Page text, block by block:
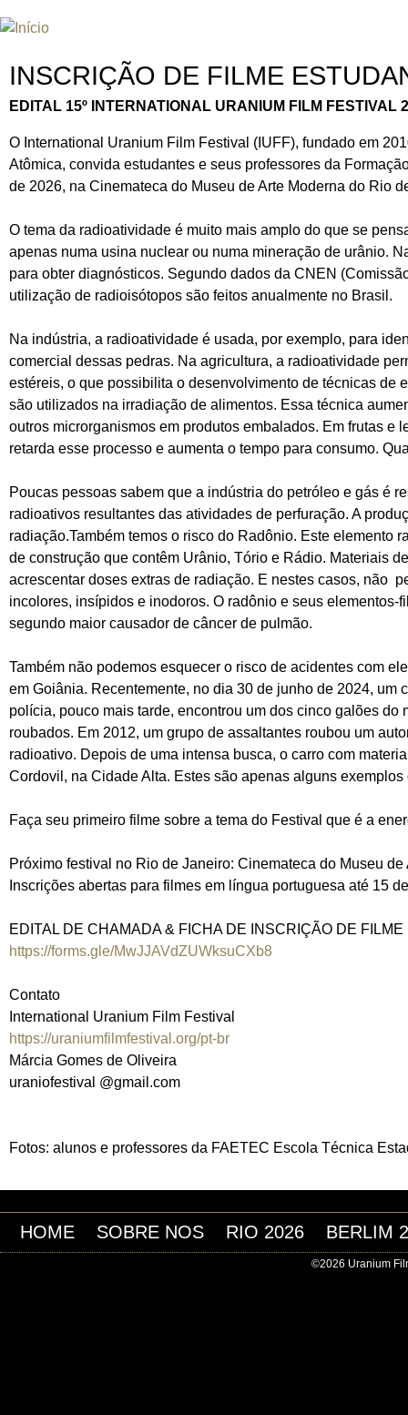
INSCRIÇÃO DE FILME
EDITAL 15º INTERNATIONAL URANIUM FILM FESTIVAL
O International Uranium Film Festival (IUFF), fundado em
Atômica, convida estudantes e seus professores da
de 2026, na Cinemateca do Museu de Arte Moderna do Rio
O tema da radioatividade é muito mais amplo do que se
apenas numa usina nuclear ou numa mineração de urânio.
para obter diagnósticos. Segundo dados da CNEN
utilização de radioisótopos são feitos anualmente no Brasil.
Na indústria, a radioatividade é usada, por exemplo, para
comercial dessas pedras. Na agricultura, a radioatividade
estéreis, o que possibilita o desenvolvimento de técnicas de
são utilizados na irradiação de alimentos. Essa técnica
outros microrganismos em produtos embalados. Em frutas
retarda esse processo e aumenta o tempo para consumo.
Poucas pessoas sabem que a indústria do petróleo e gás é
radioativos resultantes das atividades de perfuração. A
radiação.Também temos o risco do Radônio. Este elemento
de construção que contêm Urânio, Tório e Rádio. Materiais
acrescentar doses extras de radiação. E nestes casos, não
incolores, insípidos e inodoros. O radônio e seus
segundo maior causador de câncer de pulmão.
Também não podemos esquecer o risco de acidentes com
em Goiânia. Recentemente, no dia 30 de junho de 2024,
polícia, pouco mais tarde, encontrou um dos cinco galões
roubados. Em 2012, um grupo de assaltantes roubou um
radioativo. Depois de uma intensa busca, o carro com
Cordovil, na Cidade Alta. Estes são apenas alguns
Faça seu primeiro filme sobre a tema do Festival que é a
Próximo festival no Rio de Janeiro: Cinemateca do Museu
Inscrições abertas para filmes em língua portuguesa até 15
EDITAL DE CHAMADA & FICHA DE INSCRIÇÃO DE
https://forms.gle/MwJJAVdZUWksuCXb8
Contato
International Uranium Film Festival
https://uraniumfilmfestival.org/pt-br
Márcia Gomes de Oliveira
uraniofestival @gmail.com
Fotos: alunos e professores da FAETEC Escola Técnica
HOME SOBRE NOS RIO 2026 BERLIM
©2026 Uranium